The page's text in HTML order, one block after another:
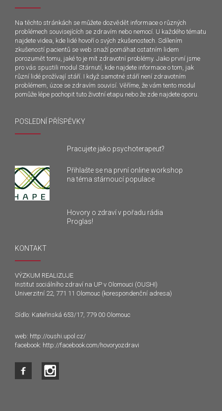
Na těchto stránkách se můžete dozvědět informace o různých
problémech souvisejících se zdravím nebo nemocí. U každého tématu
najdete videa, kde lidé hovoří o svých zkušenostech. Sdílením
zkušeností pacientů se web snaží pomáhat ostatním lidem
porozumět tomu, jaké to je mít zdravotní problémy. Jako první jsme
pro vás spustili modul Stárnutí, kde najdete informace o tom, jak
různí lidé prožívají stáří. I když samotné stáří není zdravotním
problémem, úzce se zdravím souvisí. Věříme, že vám tento modul
pomůže lépe pochopit tuto životní etapu nebo že zde najdete oporu.
POSLEDNÍ PŘÍSPĚVKY
Pracujete jako psychoterapeut?
Přihlašte se na první online workshop
na téma stárnoucí populace
Hovory o zdraví v pořadu rádia
Proglas!
KONTAKT
VÝZKUM REALIZUJE
Institut sociálního zdraví na UP v Olomouci (OUSHI)
Univerzitní 22, 771 11 Olomouc (korespondenční adresa)
Sídlo: Kateřinská 653/17, 779 00 Olomouc
web: http://oushi.upol.cz/
facebook: http://facebook.com/hovoryozdravi